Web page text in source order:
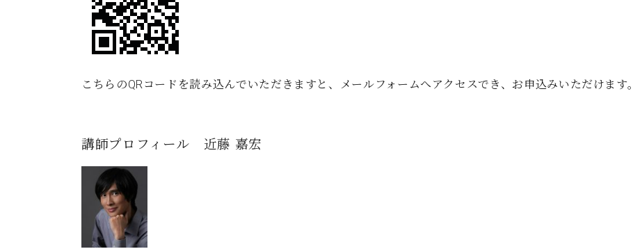
こちらのQRコードを読み込んでいただきますと、メールフォームへアクセスでき、お申込みいただけます。
講師プロフィール 近藤 嘉宏